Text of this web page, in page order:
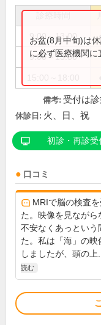
9:00～13:00
9:00～13:30
お盆(8月中旬)は
に必ず医療機関に
備考: 受付は
休診日: 火、日、祝
初診・再診受
口コミ
MRIで脳の検査
た。映像を見ながら
不安なくあっという
た。私は「海」の映
しましたが、頭の上...
読む